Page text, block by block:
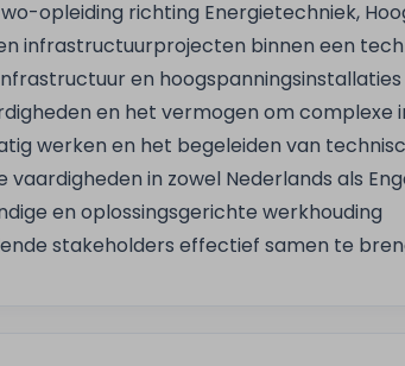
opleiding richting Energietechniek,
infrastructuurprojecten binnen een
en hoogspanningsinstallaties
en het vermogen om
werken en het begeleiden van
in zowel Nederlands als
en oplossingsgerichte werkhouding
stakeholders effectief samen te